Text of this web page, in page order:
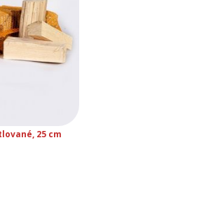
25 cm